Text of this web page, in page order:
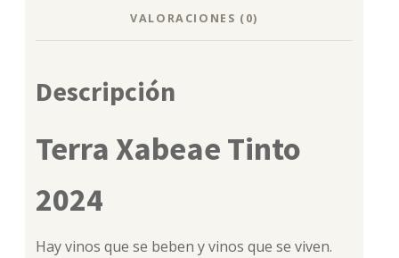
VALORACIONES (0)
Descripción
Terra Xabeae Tinto
2024
Hay vinos que se beben y vinos que se viven.